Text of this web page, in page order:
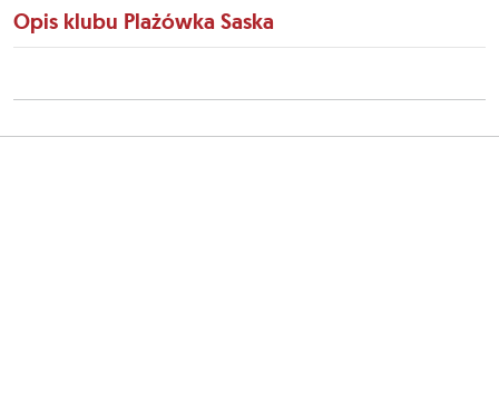
Opis klubu Plażówka Saska